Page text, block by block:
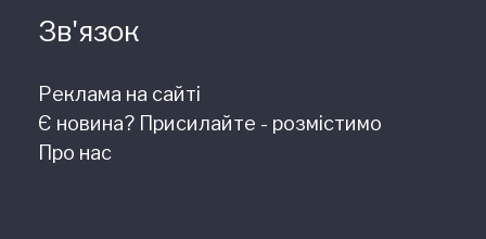
Зв'язок
Реклама на сайті
Є новина? Присилайте - розмістимо
Про нас